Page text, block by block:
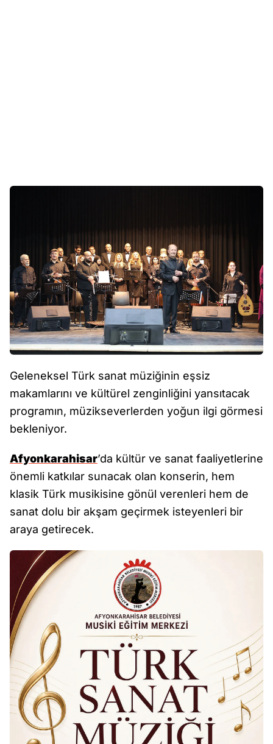
Geleneksel Türk sanat müziğinin eşsiz
makamlarını ve kültürel zenginliğini yansıtacak
programın, müzikseverlerden yoğun ilgi görmesi
bekleniyor.
Afyonkarahisar’da kültür ve sanat faaliyetlerine
önemli katkılar sunacak olan konserin, hem
klasik Türk musikisine gönül verenleri hem de
sanat dolu bir akşam geçirmek isteyenleri bir
araya getirecek.